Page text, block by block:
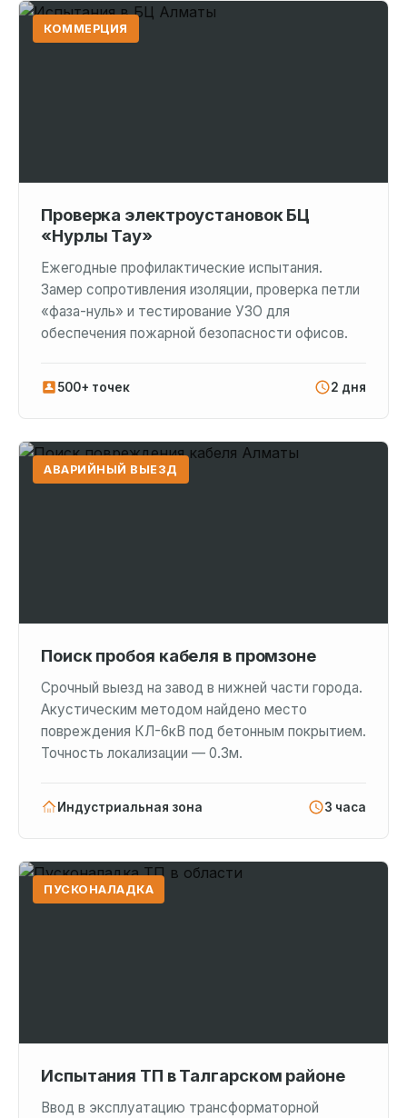
КОММЕРЦИЯ
Проверка электроустановок БЦ
«Нурлы Тау»
Ежегодные профилактические испытания.
Замер сопротивления изоляции, проверка петли
«фаза-нуль» и тестирование УЗО для
обеспечения пожарной безопасности офисов.
500+ точек 2 дня
АВАРИЙНЫЙ ВЫЕЗД
Поиск пробоя кабеля в промзоне
Срочный выезд на завод в нижней части города.
Акустическим методом найдено место
повреждения КЛ-6кВ под бетонным покрытием.
Точность локализации — 0.3м.
Индустриальная зона 3 часа
ПУСКОНАЛАДКА
Испытания ТП в Талгарском районе
Ввод в эксплуатацию трансформаторной